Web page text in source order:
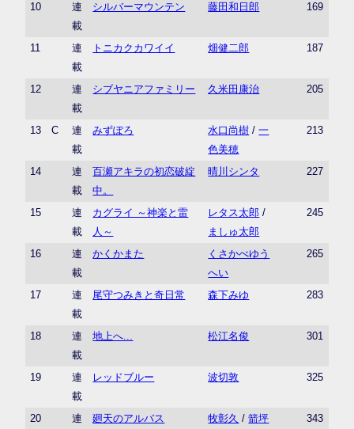
10
連
載
シルバーマウンテン 藤田和日郎 169
11
連
載
トニカクカワイイ 畑健二郎 187
12
連
載
シブヤニアファミリー 久米田康治 205
13 C
連
載
みずぽろ 水口尚樹 /一
色美穂
213
14
連
載
百瀬アキラの初恋破綻
中。
晴川シンタ 227
15
連
載
カグライ ～神楽と雷
人～
レタス太郎 /
ましゅ太郎
245
16
連
載
かくかまた
くさかべゆう
へい
265
17
連
載
尾守つみきと奇日常 森下みゆ 283
18
連
載
地上へ... 松江名俊 301
19
連
載
レッドブルー 波切敦 325
20 連 廻天のアルバス 牧彰久 /箭坪 343